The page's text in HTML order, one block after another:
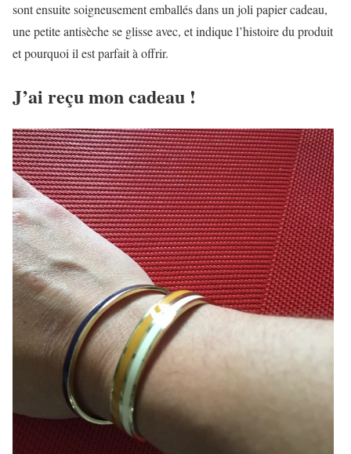
sont ensuite soigneusement emballés dans un joli papier cadeau,
une petite antisèche se glisse avec, et indique l’histoire du produit
et pourquoi il est parfait à offrir.
J’ai reçu mon cadeau !